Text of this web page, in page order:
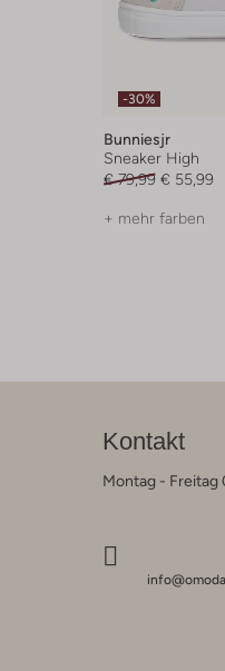
-30%
Bunniesjr
Sneaker High
€ 79,99 € 55,99
+ mehr farben
Kontakt
Montag -